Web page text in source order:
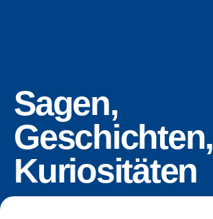
Sagen,
Geschichten,
Kuriositäten